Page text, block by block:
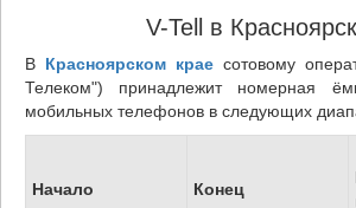
V-Tell в
В Красноярском краесотовому
Телеком") принадлежит номерная
мобильных телефонов в следующих
Начало Конец